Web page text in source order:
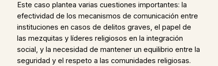
Este caso plantea varias cuestiones importantes: la
efectividad de los mecanismos de comunicación entre
instituciones en casos de delitos graves, el papel de
las mezquitas y líderes religiosos en la integración
social, y la necesidad de mantener un equilibrio entre la
seguridad y el respeto a las comunidades religiosas.